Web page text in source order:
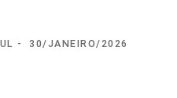
30/JANEIRO/2026